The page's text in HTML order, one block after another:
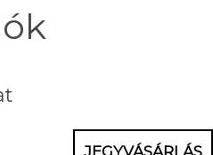
JEGYVÁSÁRLÁS